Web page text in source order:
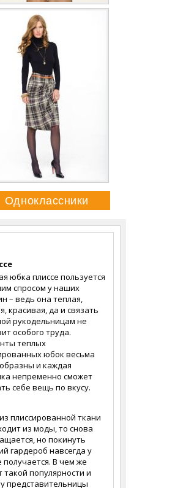
юбка плиссе пользуется
спросом у наших
– ведь она теплая,
красивая, да и связать
рукодельницам не
особого труда.
теплых
юбок весьма
и каждая
непременно сможет
себе вещь по вкусу.
плиссированной ткани
из моды, то снова
но покинуть
гардероб навсегда у
получается. В чем же
такой популярности и
представительницы